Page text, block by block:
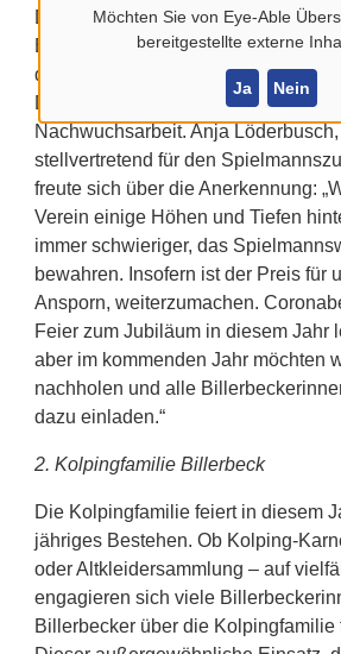
Möchten Sie von Eye-Able
bereitgestellte externe
Ja Nein
Dankbarkeit für das langjährige
Engagement in Billerbeck erhält der
den Ehrenamtspreis 2021.
Dirks bedankte sich insbesondere
Nachwuchsarbeit. Anja
stellvertretend für den
freute sich über die Anerkennung:
Verein einige Höhen und Tiefen
immer schwieriger, das
bewahren. Insofern ist der Preis für
Ansporn, weiterzumachen.
Feier zum Jubiläum in diesem Jahr
aber im kommenden Jahr möchten
nachholen und alle
dazu einladen.“
2. Kolpingfamilie Billerbeck
Die Kolpingfamilie feiert in diesem
jähriges Bestehen. Ob Kolping-
oder Altkleidersammlung – auf
engagieren sich viele
Billerbecker über die Kolpingfamilie